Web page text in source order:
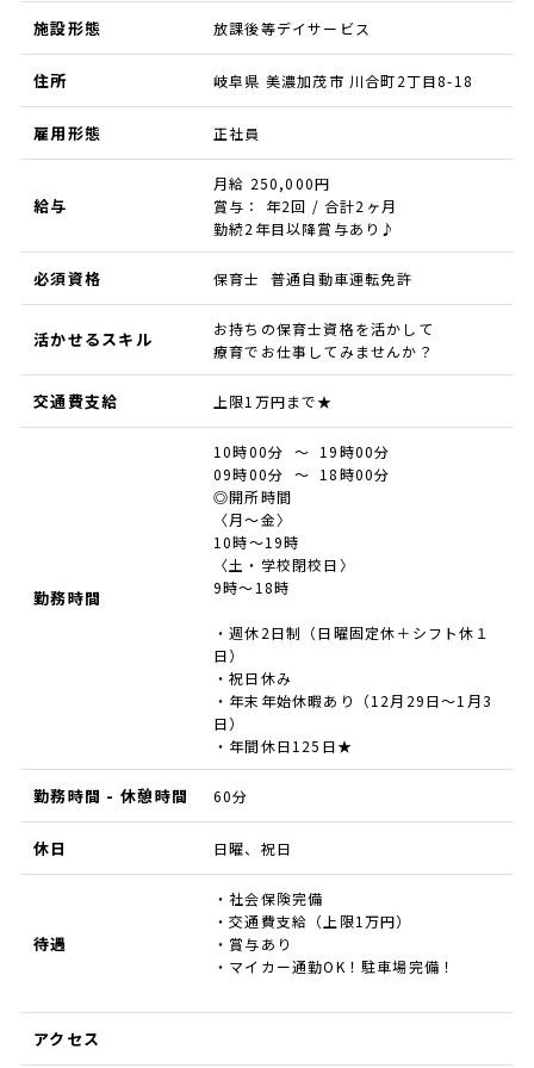
施設形態 放課後等デイサービス
住所 岐阜県 美濃加茂市 川合町2丁目8-18
雇用形態 正社員
給与
月給 250,000円
賞与： 年2回 / 合計2ヶ月
勤続2年目以降賞与あり♪
必須資格 保育士 普通自動車運転免許
活かせるスキル
お持ちの保育士資格を活かして
療育でお仕事してみませんか？
交通費支給 上限1万円まで★
勤務時間
10時00分 ～ 19時00分
09時00分 ～ 18時00分
◎開所時間
〈月～金〉
10時～19時
〈土・学校閉校日〉
9時～18時
・週休2日制（日曜固定休＋シフト休１
日）
・祝日休み
・年末年始休暇あり（12月29日〜1月3
日）
・年間休日125日★
勤務時間 - 休憩時間 60分
休日 日曜、祝日
待遇
・社会保険完備
・交通費支給（上限1万円）
・賞与あり
・マイカー通勤OK！駐車場完備！
アクセス